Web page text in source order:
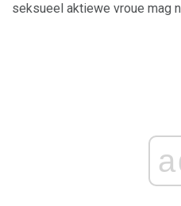
seksueel aktiewe vroue mag